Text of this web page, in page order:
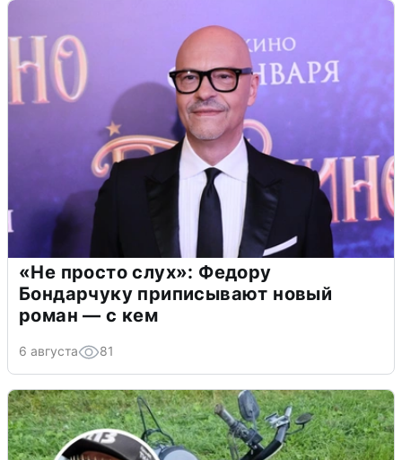
«Не просто слух»: Федору
Бондарчуку приписывают новый
роман — с кем
6 августа 81